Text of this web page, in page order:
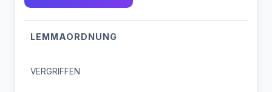
LEMMAORDNUNG
VERGRIFFEN